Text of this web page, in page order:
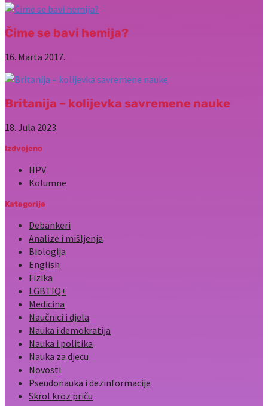
Čime se bavi hemija?
16. Marta 2017.
Britanija – kolijevka savremene nauke
18. Jula 2023.
Izdvojeno
HPV
Kolumne
Kategorije
Debankeri
Analize i mišljenja
Biologija
English
Fizika
LGBTIQ+
Medicina
Naučnici i djela
Nauka i demokratija
Nauka i politika
Nauka za djecu
Novosti
Pseudonauka i dezinformacije
Skrol kroz priču